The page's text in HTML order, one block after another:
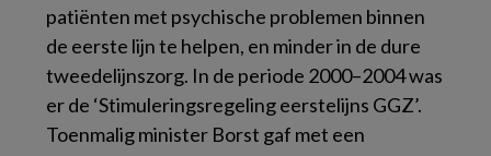
patiënten met psychische problemen binnen
de eerste lijn te helpen, en minder in de dure
tweedelijnszorg. In de periode 2000–2004 was
er de ‘Stimuleringsregeling eerstelijns GGZ’.
Toenmalig minister Borst gaf met een